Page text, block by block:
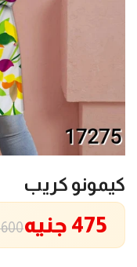
كيمونو كريب
600 جنيه 475 جنيه